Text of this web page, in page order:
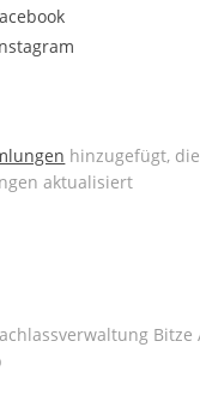
hinzugefügt,
aktualisiert
Bitze